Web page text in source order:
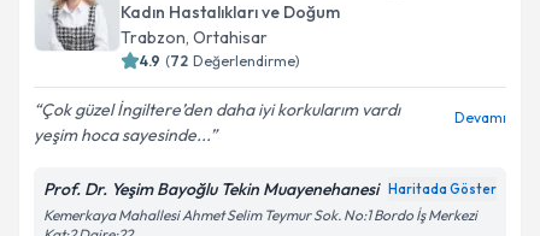
Kadın Hastalıkları ve Doğum
Trabzon, Ortahisar
4.9 (72 Değerlendirme)
Çok güzel İngiltere’den daha iyi korkularım vardı
yeşim hoca sayesinde...
Devamı
Prof. Dr. Yeşim Bayoğlu Tekin Muayenehanesi Haritada Göster
Kemerkaya Mahallesi Ahmet Selim Teymur Sok. No:1 Bordo İş Merkezi